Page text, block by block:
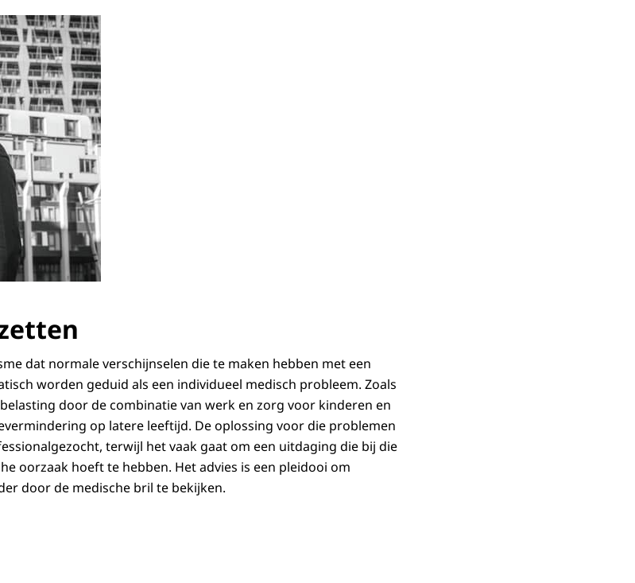
dat normale verschijnselen die te maken hebben met een
worden geduid als een individueel medisch probleem. Zoals
door de combinatie van werk en zorg voor kinderen en
op latere leeftijd. De oplossing voor die problemen
terwijl het vaak gaat om een uitdaging die bij die
oorzaak hoeft te hebben. Het advies is een pleidooi om
door de medische bril te bekijken.